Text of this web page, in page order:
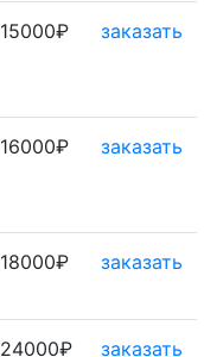
15000₽ заказать
16000₽ заказать
18000₽ заказать
24000₽ заказать